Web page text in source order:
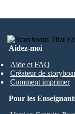
Aidez-moi
Aide et FAQ
Créateur de
Comment imprimer
Pour les